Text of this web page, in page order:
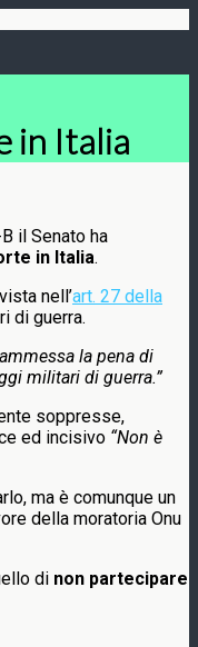
in Italia
il Senato ha
in Italia.
nell’art. 27 della
di guerra.
la pena di
militari di guerra.”
soppresse,
ed incisivo “Non è
ma è comunque un
della moratoria Onu
di non partecipare